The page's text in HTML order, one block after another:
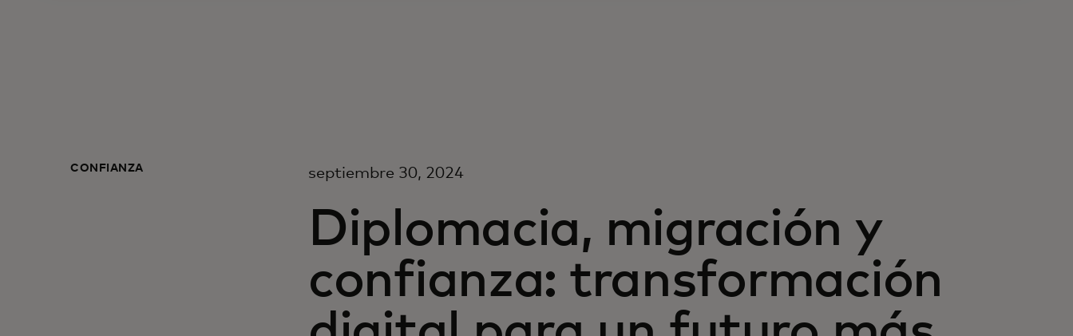
CONFIANZA septiembre 30, 2024
Diplomacia, migración y
confianza: transformación